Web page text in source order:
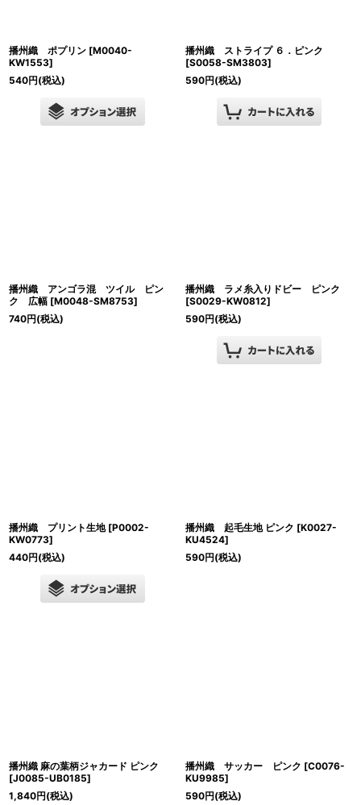
播州織 ポプリン [M0040-
KW1553]
540円(税込)
播州織 ストライプ ６．ピンク
[S0058-SM3803]
590円(税込)
播州織 アンゴラ混 ツイル ピン
ク 広幅 [M0048-SM8753]
740円(税込)
播州織 ラメ糸入りドビー ピンク
[S0029-KW0812]
590円(税込)
播州織 プリント生地 [P0002-
KW0773]
440円(税込)
播州織 起毛生地 ピンク [K0027-
KU4524]
590円(税込)
播州織 麻の葉柄ジャカード ピンク
[J0085-UB0185]
1,840円(税込)
播州織 サッカー ピンク [C0076-
KU9985]
590円(税込)